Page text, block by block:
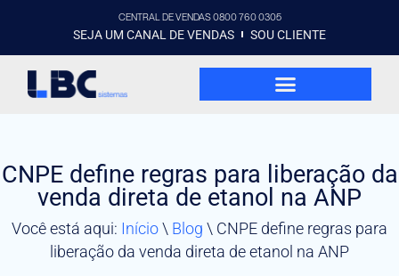
CENTRAL DE VENDAS 0800 760 0305
SEJA UM CANAL DE VENDAS SOU CLIENTE
CNPE define regras para liberação da
venda direta de etanol na ANP
Você está aqui: Início\ Blog \ CNPE define regras para
liberação da venda direta de etanol na ANP